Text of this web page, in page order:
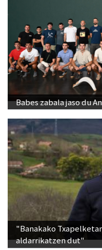
Babes zabala jaso du
"Banakako
aldarrikatzen dut"